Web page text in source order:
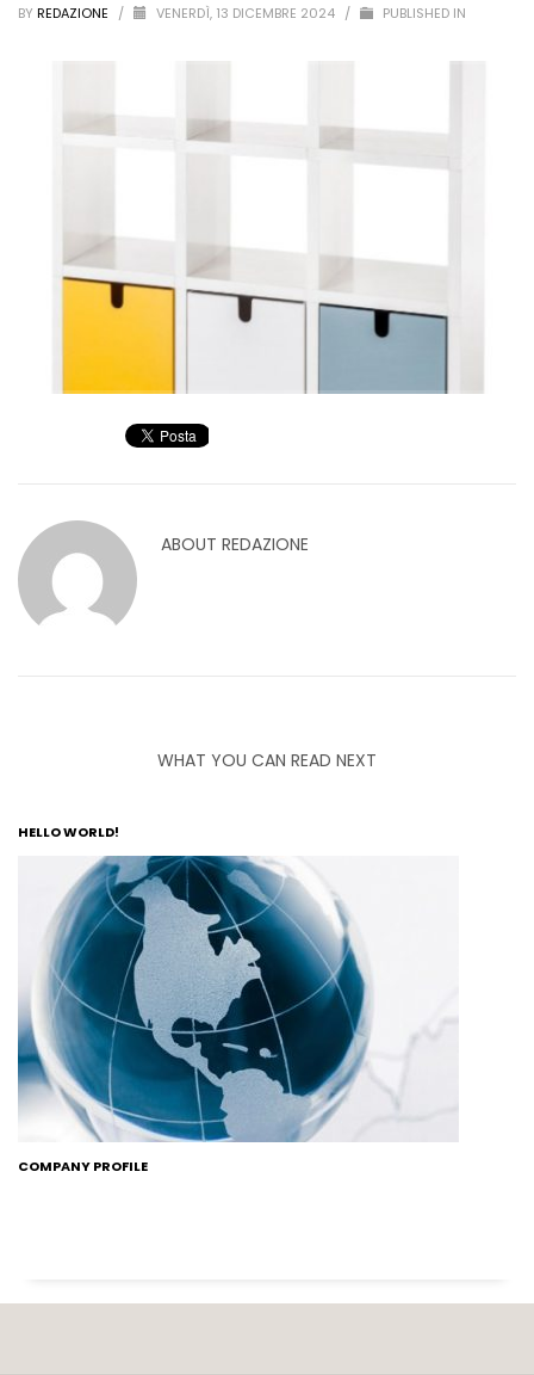
BY REDAZIONE / VENERDÌ, 13 DICEMBRE 2024 / PUBLISHED IN
ABOUT REDAZIONE
WHAT YOU CAN READ NEXT
HELLO WORLD!
COMPANY PROFILE